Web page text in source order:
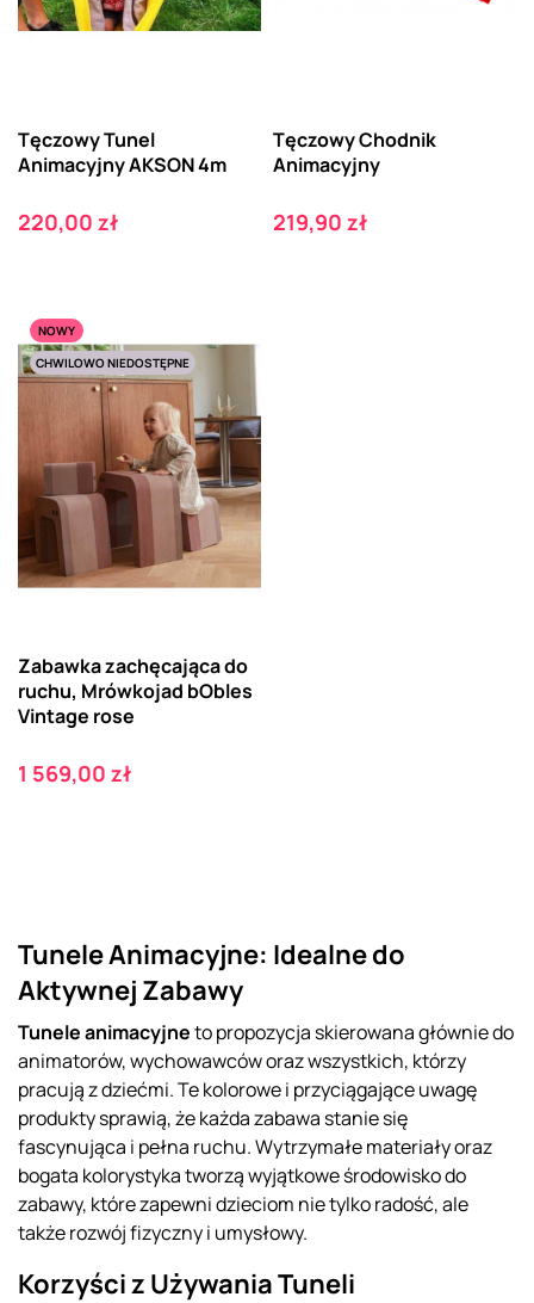
Tęczowy Tunel
Animacyjny AKSON 4m
Cena
220,00 zł
Tęczowy Chodnik
Animacyjny
Cena
219,90 zł
NOWY
CHWILOWO NIEDOSTĘPNE
Zabawka zachęcająca do
ruchu, Mrówkojad bObles
Vintage rose
Cena
1 569,00 zł
Tunele Animacyjne: Idealne do
Aktywnej Zabawy
Tunele animacyjneto propozycja skierowana głównie do
animatorów, wychowawców oraz wszystkich, którzy
pracują z dziećmi. Te kolorowe i przyciągające uwagę
produkty sprawią, że każda zabawa stanie się
fascynująca i pełna ruchu. Wytrzymałe materiały oraz
bogata kolorystyka tworzą wyjątkowe środowisko do
zabawy, które zapewni dzieciom nie tylko radość, ale
także rozwój fizyczny i umysłowy.
Korzyści z Używania Tuneli